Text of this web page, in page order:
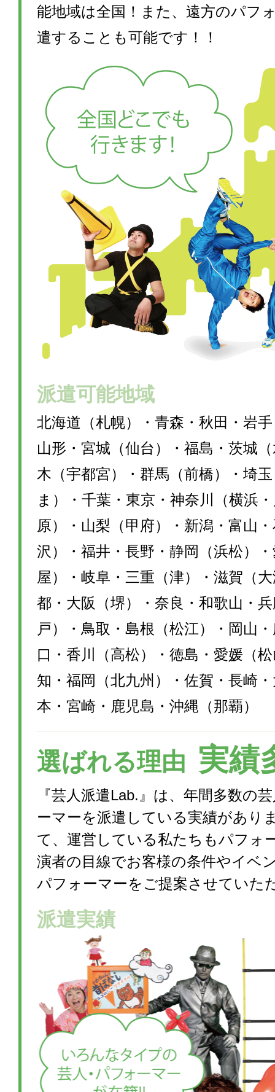
能地域は全国！また、遠方のパフ
遣することも可能です！！
派遣可能地域
北海道（札幌）・青森・秋田・岩
山形・宮城（仙台）・福島・茨城
木（宇都宮）・群馬（前橋）・埼
ま）・千葉・東京・神奈川（横浜
原）・山梨（甲府）・新潟・富山
沢）・福井・長野・静岡（浜松）
屋）・岐阜・三重（津）・滋賀（
都・大阪（堺）・奈良・和歌山・
戸）・鳥取・島根（松江）・岡山
口・香川（高松）・徳島・愛媛（
知・福岡（北九州）・佐賀・長崎
本・宮崎・鹿児島・沖縄（那覇）
選ばれる理由 実績
『芸人派遣Lab.』は、年間多数の
ーマーを派遣している実績があり
て、運営している私たちもパフォ
演者の目線でお客様の条件やイベ
パフォーマーをご提案させていた
派遣実績